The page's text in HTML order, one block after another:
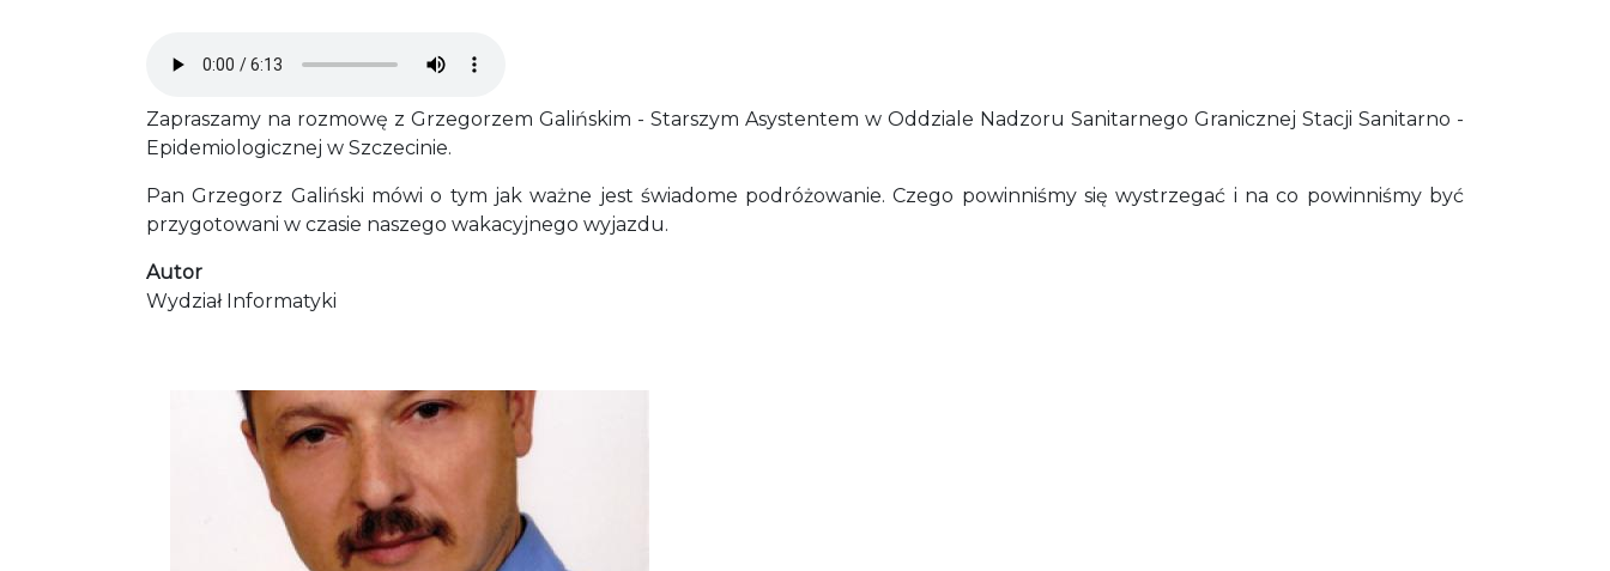
Zapraszamy na rozmowę z Grzegorzem Galińskim - Starszym Asystentem w Oddziale Nadzoru Sanitarnego Granicznej Stacji Sanitarno -
Epidemiologicznej w Szczecinie.
Pan Grzegorz Galiński mówi o tym jak ważne jest świadome podróżowanie. Czego powinniśmy się wystrzegać i na co powinniśmy być
przygotowani w czasie naszego wakacyjnego wyjazdu.
Autor
Wydział Informatyki